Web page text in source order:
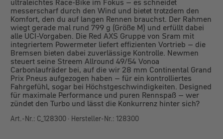
messerscharf durch den Wind und bietet trotzdem den
Komfort, den du auf langen Rennen brauchst. Der Rahmen
wiegt gerade mal rund 799 g (Größe M) und erfüllt dabei
alle UCI-Vorgaben. Die Red AXS Gruppe von Sram mit
integriertem Powermeter liefert effizienten Vortrieb – die
Bremsen bieten dabei zuverlässige Kontrolle. Newmen
steuert seine Streem Allround 49/54 Vonoa
Carbonlaufräder bei, auf die wir 28 mm Continental Grand
Prix Pneus aufgezogen haben – für ein kontrolliertes
Fahrgefühl, sogar bei Höchstgeschwindigkeiten. Designed
für maximale Performance und puren Rennspaß – wer
zündet den Turbo und lässt die Konkurrenz hinter sich?
Art.-Nr.: C_128300 · Hersteller-Nr.: 128300